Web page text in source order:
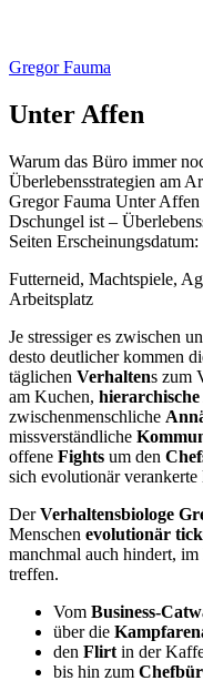
Gregor Fauma
Unter Affen
Warum das Büro immer
Überlebensstrategien am
Beschreibung
Gregor Fauma Unter Affen
Dschungel ist –
Seiten
Beschreibung
Futterneid, Machtspiele,
Arbeitsplatz
Je stressiger es zwischen
desto deutlicher kommen
täglichen Verhaltens zum
am Kuchen,
zwischenmenschliche
missverständliche
offene Fights um den
sich evolutionär verankerte
DerVerhaltensbiologe
Menschen evolutionär
manchmal auch hindert,
treffen.
Vom Business-
über die
den Flirt in der
bis hin zum